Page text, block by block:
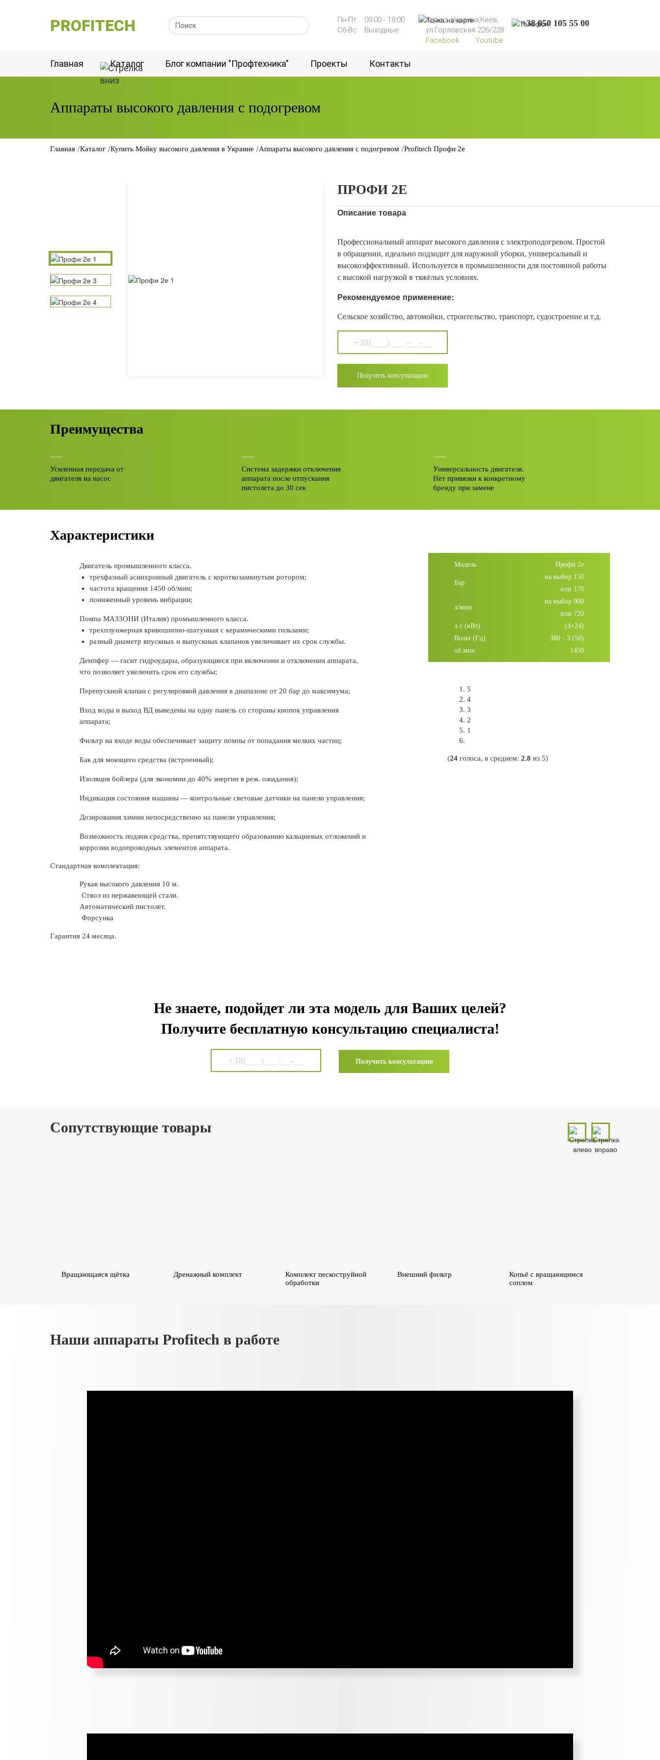
PROFITECH
Пн-Пт
Cб-Вс
09:00 - 18:00
Выходные
Адрес: Украина,Киев,
ул.Горловская 226/228
Facebook
Youtube
+38 050 105 55 00
Главная Каталог
Аппараты
высокого давления
Пылесосы
Поломоечные
машины
Блог компании "Профтехника" Проекты Контакты
Аппараты высокого давления с подогревом
Главная Каталог Купить Мойку высокого давления в Украине Аппараты высокого давления с подогревом Profitech Профи 2е
ПРОФИ 2Е
Описание товара
Профессиональный аппарат высокого давления с электроподогревом. Простой
в обращении, идеально подходит для наружной уборки, универсальный и
высокоэффективный. Используется в промышленности для постоянной работы
с высокой нагрузкой в тяжёлых условиях.
Рекомендуемое применение:
Сельское хозяйство, автомойки, строительство, транспорт, судостроение и т.д.
Преимущества
Усиленная передача от
двигателя на насос
Система задержки отключения
аппарата после отпускания
пистолета до 30 сек
Универсальность двигателя.
Нет привязки к конкретному
бренду при замене
Характеристики
Двигатель промышленного класса.
трехфазный асинхронный двигатель с короткозамкнутым ротором;
частота вращения 1450 об/мин;
пониженный уровень вибрации;
Помпа МАЗЗОНИ (Италия) промышленного класса.
трехплунжерная кривошипно-шатунная с керамическими гильзами;
разный диаметр впускных и выпускных клапанов увеличивает их срок службы.
Демпфер — гасит гидроудары, образующиеся при включении и отключении аппарата,
что позволяет увеличить срок его службы;
Перепускной клапан с регулировкой давления в диапазоне от 20 бар до максимума;
Вход воды и выход ВД выведены на одну панель со стороны кнопок управления
аппарата;
Фильтр на входе воды обеспечивает защиту помпы от попадания мелких частиц;
Бак для моющего средства (встроенный);
Изоляция бойлера (для экономии до 40% энергии в реж. ожидания);
Индикация состояния машины — контрольные световые датчики на панели управления;
Дозирования химии непосредственно на панели управления;
Возможность подачи средства, препятствующего образованию кальциевых отложений и
коррозии водопроводных элементов аппарата.
Стандартная комплектация:
Рукав высокого давления 10 м.
Ствол из нержавеющей стали.
Автоматический пистолет.
Форсунка
Гарантия 24 месяца.
Модель Профи 2е
Бар
на выбор 150
или 170
л/мин
на выбор 900
или 720
л.с (кВт)
(4+24)
Вольт (Гц)
380 - 3 (50)
об.мин
1450
5
4
3
2
1
(24голоса, в среднем: 2.8 из 5)
Не знаете, подойдет ли эта модель для Ваших целей?
Получите бесплатную консультацию специалиста!
Сопутствующие товары
Вращающаяся щётка Дренажный комплект
Комплект пескоструйной
обработки
Внешний фильтр
Копьё с вращающимся
соплом
Наши аппараты Profitech в работе